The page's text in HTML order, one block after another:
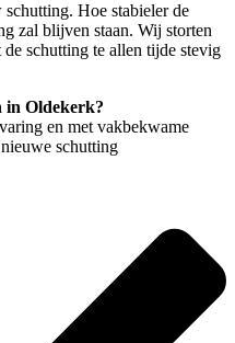
Hoe stabieler de
zal blijven staan. Wij storten
schutting te allen tijde stevig
in Oldekerk?
en met vakbekwame
schutting